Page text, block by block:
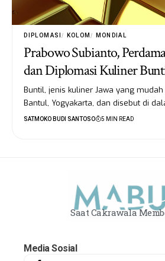
DIPLOMASI KOLOM MONDIAL
Prabowo Subianto,
dan Diplomasi Kuliner
Buntil, jenis kuliner Jawa yang
Bantul, Yogyakarta, dan disebut di
SATMOKO BUDI SANTOSO 5 MIN READ
Saat Cakrawala
Media Sosial